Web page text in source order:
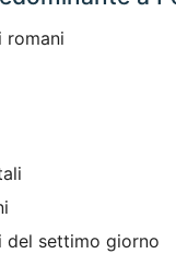
romani
del settimo giorno